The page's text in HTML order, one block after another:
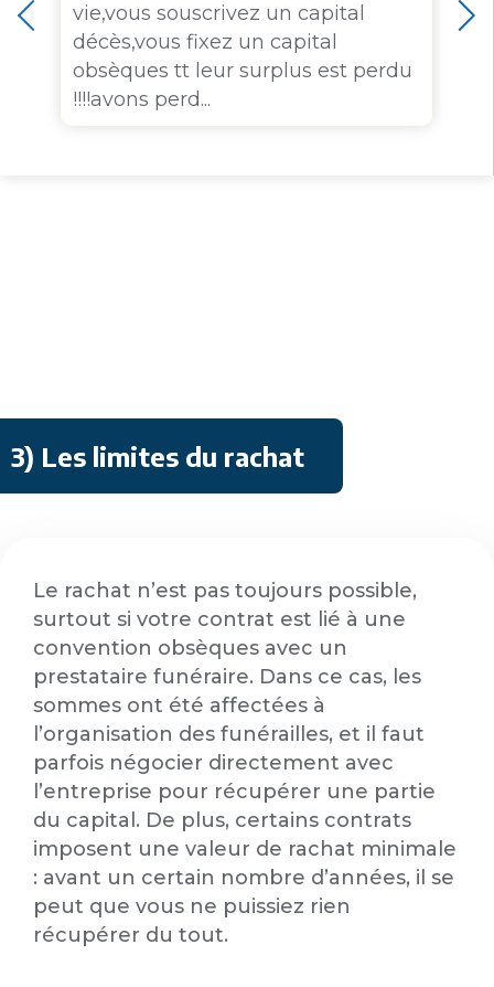
vie,vous souscrivez un capital
décès,vous fixez un capital
obsèques tt leur surplus est perdu
!!!!avons perd...
3) Les limites du rachat
Le rachat n’est pas toujours possible,
surtout si votre contrat est lié à une
convention obsèques avec un
prestataire funéraire. Dans ce cas, les
sommes ont été affectées à
l’organisation des funérailles, et il faut
parfois négocier directement avec
l’entreprise pour récupérer une partie
du capital. De plus, certains contrats
imposent une valeur de rachat minimale
: avant un certain nombre d’années, il se
peut que vous ne puissiez rien
récupérer du tout.